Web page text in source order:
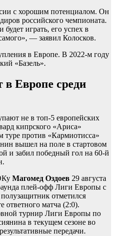
с хорошим потенциалом. Он
российского чемпионата.
будет играть, его успех в
— заявил Колосков.
в Европе. В 2022-м году
«Базель».
в Европе среди
не в топ-5 европейских
кипрского «Ариса»
туре против «Кармиотисса»
вышел на поле в стартовом
и забил победный гол на 60-й
Магомед Оздоев 29 августа
плей-офф Лиги Европы с
отметился
ответного матча (2:0).
турнир Лиги Европы по
в текущем сезоне во
передачи.